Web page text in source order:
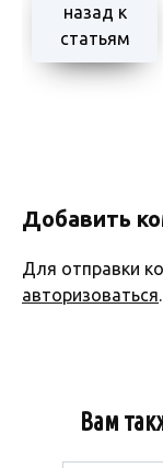
назад к
статьям
Добавить
Для отправки
авторизоваться.
Вам